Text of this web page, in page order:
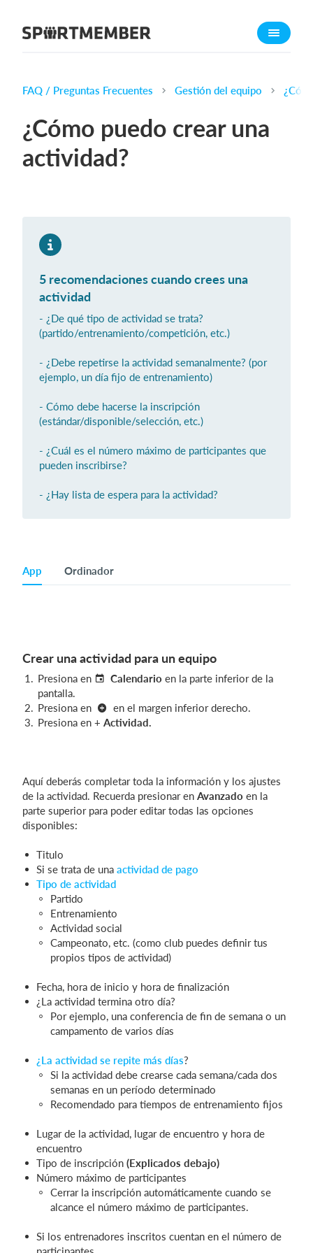
Quant a SportMember
Quant costa?
Català
FAQ / Preguntas Frecuentes Gestión del equipo
¿Cómo puedo crear una
actividad?
5 recomendaciones cuando crees una
actividad
- ¿De qué tipo de actividad se trata?
(partido/entrenamiento/competición, etc.)
- ¿Debe repetirse la actividad semanalmente? (por
ejemplo, un día fijo de entrenamiento)
- Cómo debe hacerse la inscripción
(estándar/disponible/selección, etc.)
- ¿Cuál es el número máximo de participantes que
pueden inscribirse?
- ¿Hay lista de espera para la actividad?
App Ordinador
Crear una actividad para un equipo
Presiona en Calendario en la parte inferior de la
pantalla.
Presiona en
en el margen inferior derecho.
Presiona en + Actividad.
Aquí deberás completar toda la información y los ajustes
de la actividad. Recuerda presionar en Avanzado en la
parte superior para poder editar todas las opciones
disponibles:
Titulo
Si se trata de una actividad de pago
Tipo de actividad
Partido
Entrenamiento
Actividad social
Campeonato, etc. (como club puedes definir tus
propios tipos de actividad)
Fecha, hora de inicio y hora de finalización
¿La actividad termina otro día?
Por ejemplo, una conferencia de fin de semana o un
campamento de varios días
¿La actividad se repite más días?
Si la actividad debe crearse cada semana/cada dos
semanas en un período determinado
Recomendado para tiempos de entrenamiento fijos
Lugar de la actividad, lugar de encuentro y hora de
encuentro
Tipo de inscripción (Explicados debajo)
Número máximo de participantes
Cerrar la inscripción automáticamente cuando se
alcance el número máximo de participantes.
Si los entrenadores inscritos cuentan en el número de